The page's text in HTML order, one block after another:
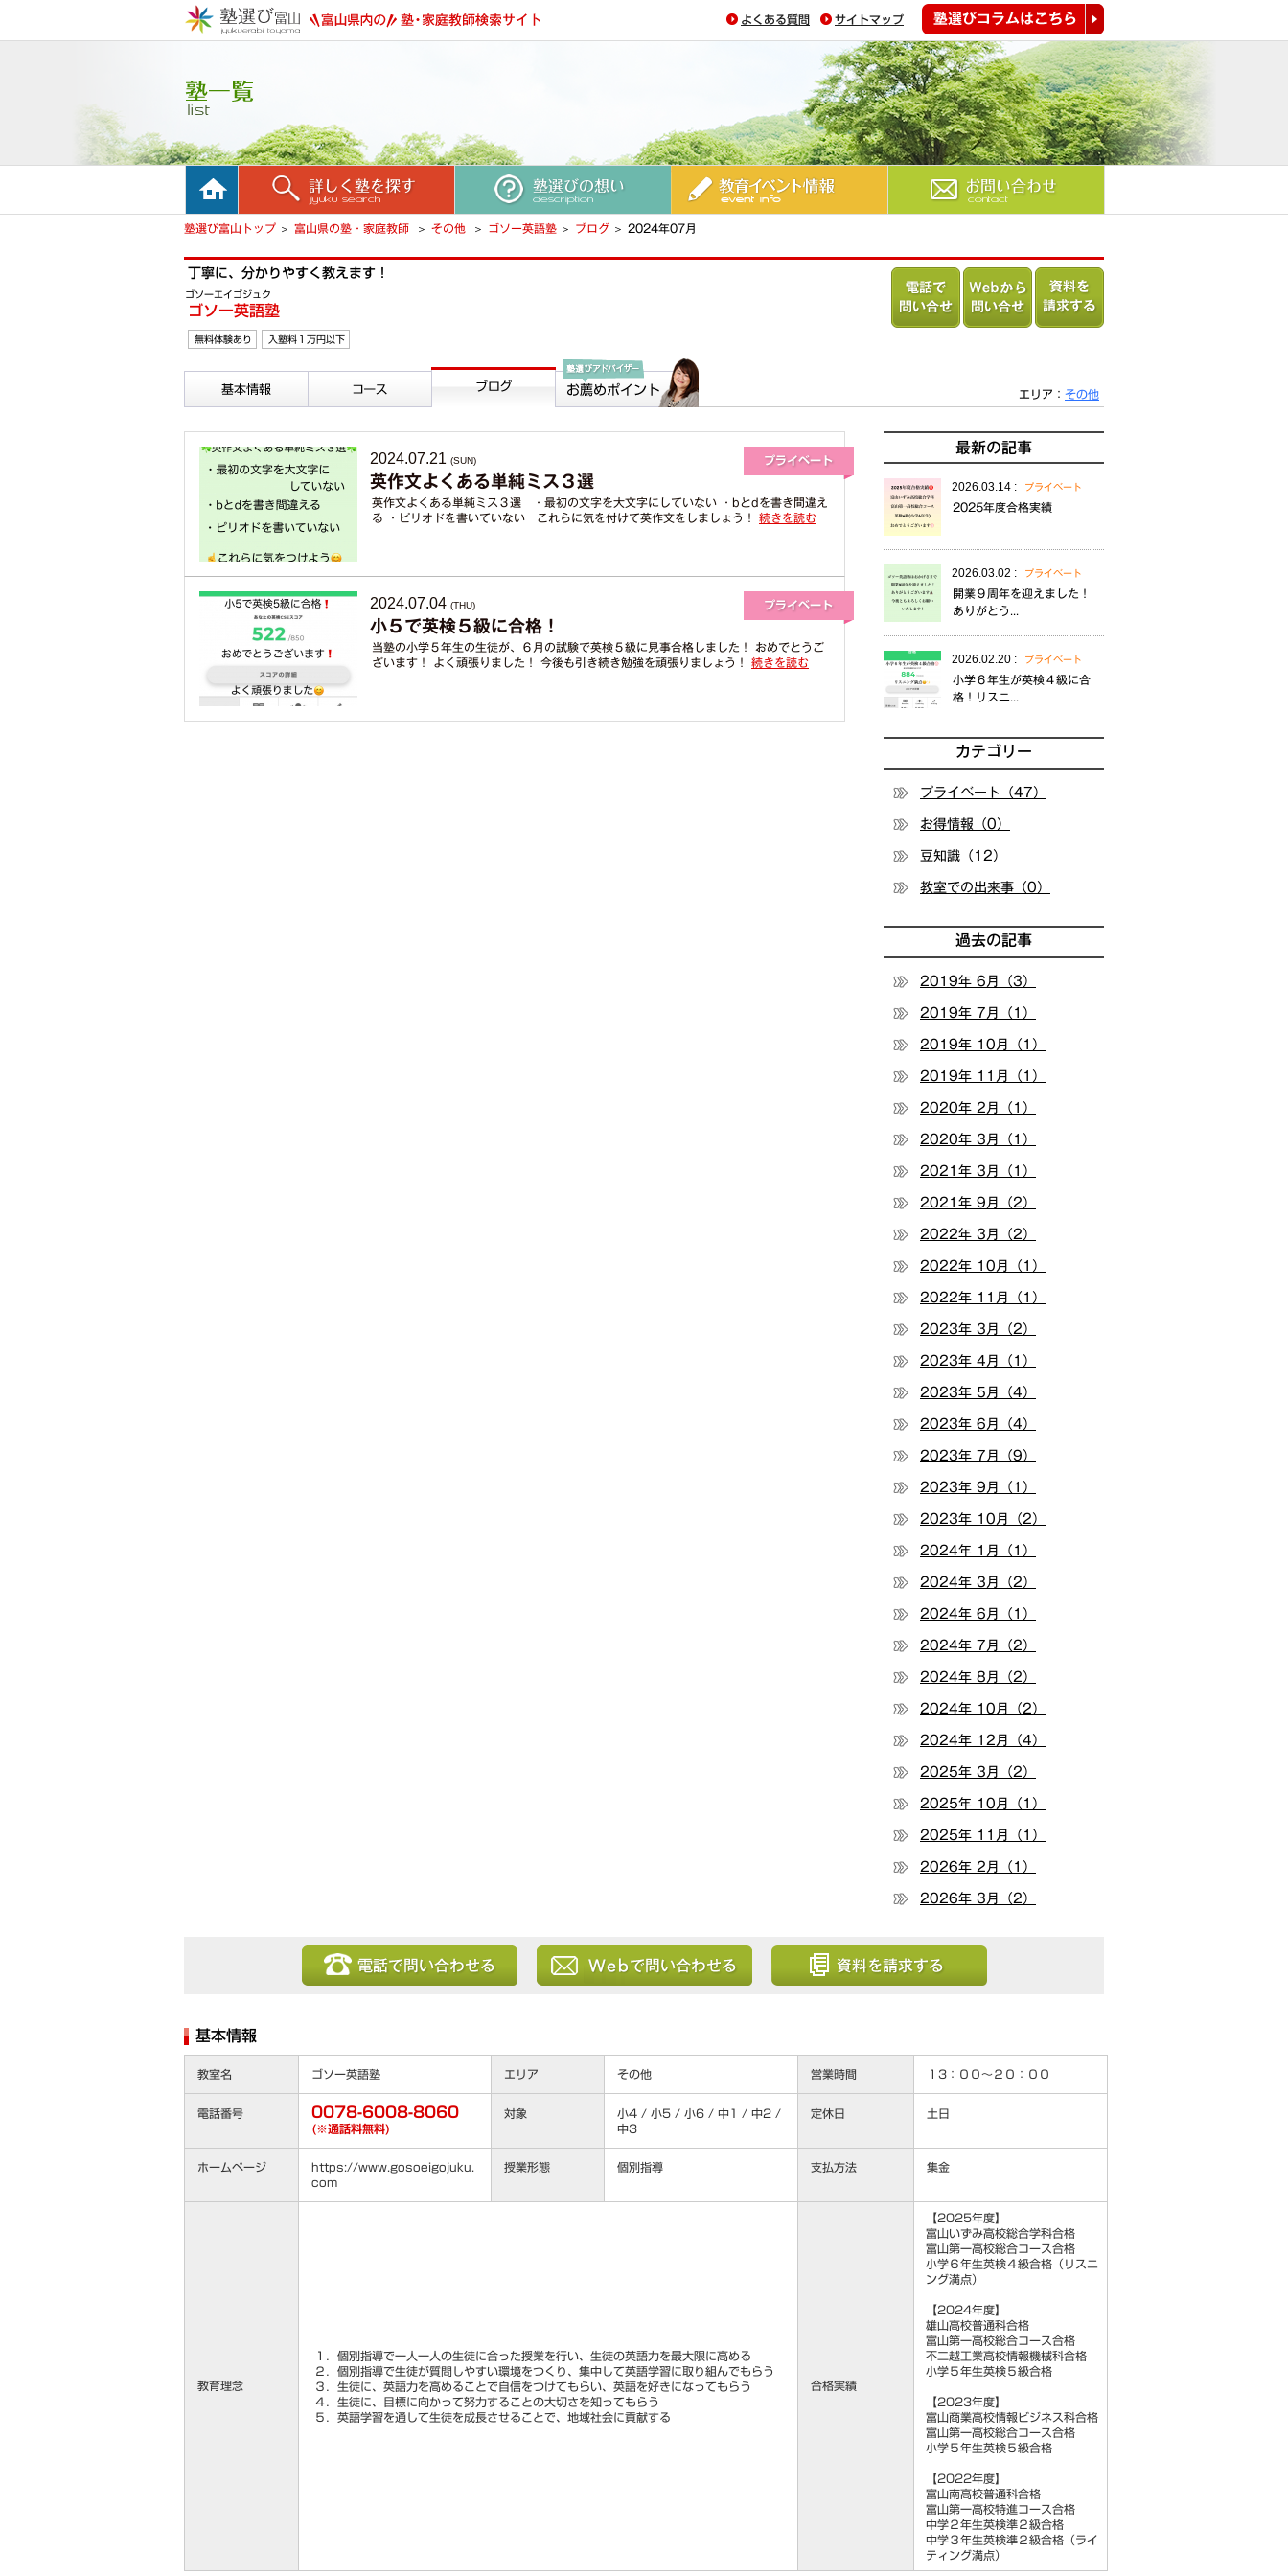
よくある質問 サイトマップ
塾選びコラムはこちら
ホーム 詳しく塾を探す 塾選びの想い 教育イベント情報
塾選び富山トップ 富山県の塾・家庭教師 その他 ゴソー英語塾 ブログ 2024年07月
丁寧に、分かりやすく教えます！
ゴソーエイゴジュク
ゴソー英語塾
無料体験あり 入塾料１万円以下
からのお薦めポイン
エリア： その他
2024.07.21 (SUN)
英作文よくある単純ミス３選
英作文よくある単純ミス３選 ・最初の文字を大文字にしていない ・bとdを書き間違え
る ・ピリオドを書いていない これらに気を付けて英作文をしましょう！ 続きを読む
2024.07.04 (THU)
小５で英検５級に合格！
当塾の小学５年生の生徒が、６月の試験で英検５級に見事合格しました！ おめでとうご
ざいます！ よく頑張りました！ 今後も引き続き勉強を頑張りましょう！ 続きを読む
最新の記事
2026.03.14 : プライベート
2025年度合格実績
2026.03.02 : プライベート
開業９周年を迎えました！
ありがとう...
2026.02.20 : プライベート
小学６年生が英検４級に合
格！リスニ...
カテゴリー
プライベート（47）
お得情報（0）
豆知識（12）
教室での出来事（0）
過去の記事
2019年 6月（3）
2019年 7月（1）
2019年 10月（1）
2019年 11月（1）
2020年 2月（1）
2020年 3月（1）
2021年 3月（1）
2021年 9月（2）
2022年 3月（2）
2022年 10月（1）
2022年 11月（1）
2023年 3月（2）
2023年 4月（1）
2023年 5月（4）
2023年 6月（4）
2023年 7月（9）
2023年 9月（1）
2023年 10月（2）
2024年 1月（1）
2024年 3月（2）
2024年 6月（1）
2024年 7月（2）
2024年 8月（2）
2024年 10月（2）
2024年 12月（4）
2025年 3月（2）
2025年 10月（1）
2025年 11月（1）
2026年 2月（1）
2026年 3月（2）
基本情報
教室名 ゴソー英語塾 エリア その他 営業時間 １3：００～２０：００
電話番号 0078-6008-8060
(※通話料無料)
対象
小4 / 小5 / 小6 / 中1 / 中2 /
中3
定休日 土日
ホームページ
https://www.gosoeigojuku.
com
授業形態 個別指導 支払方法 集金
教育理念
１．個別指導で一人一人の生徒に合った授業を行い、生徒の英語力を最大限に高める
２．個別指導で生徒が質問しやすい環境をつくり、集中して英語学習に取り組んでもらう
３．生徒に、英語力を高めることで自信をつけてもらい、英語を好きになってもらう
４．生徒に、目標に向かって努力することの大切さを知ってもらう
５．英語学習を通して生徒を成長させることで、地域社会に貢献する
合格実績
【2025年度】
富山いずみ高校総合学科合格
富山第一高校総合コース合格
小学６年生英検４級合格（リスニ
ング満点）
【2024年度】
雄山高校普通科合格
富山第一高校総合コース合格
不二越工業高校情報機械科合格
小学５年生英検５級合格
【2023年度】
富山商業高校情報ビジネス科合格
富山第一高校総合コース合格
小学５年生英検５級合格
【2022年度】
富山南高校普通科合格
富山第一高校特進コース合格
中学２年生英検準２級合格
中学３年生英検準２級合格（ライ
ティング満点）